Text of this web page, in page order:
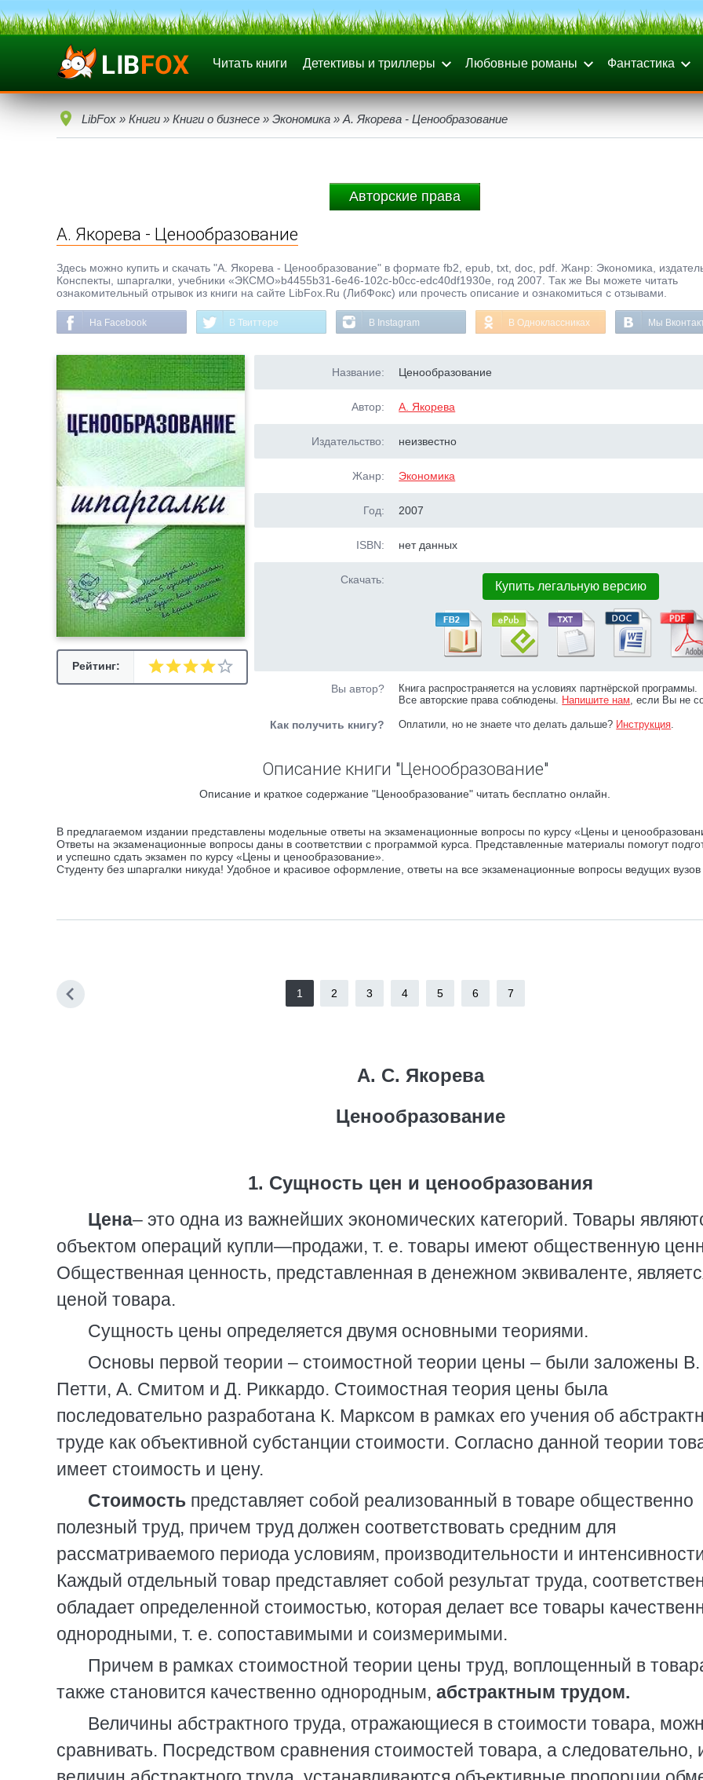
Читать книги Детективы и триллеры Любовные романы Фантастика
LibFox » Книги » Книги о бизнесе » Экономика » А. Якорева - Ценообразование
Авторские права
А. Якорева - Ценообразование
Здесь можно купить и скачать "А. Якорева - Ценообразование" в формате fb2, epub, txt, doc, pdf. Жанр: Экономика,
Конспекты, шпаргалки, учебники «ЭКСМО»b4455b31-6e46-102c-b0cc-edc40df1930e, год 2007. Так же Вы можете читать
ознакомительный отрывок из книги на сайте LibFox.Ru (ЛибФокс) или прочесть описание и ознакомиться с отзывами.
На Facebook В Твиттере В Instagram В Одноклассниках Мы
Рейтинг:
Название: Ценообразование
Автор: А. Якорева
Издательство: неизвестно
Жанр: Экономика
Год: 2007
ISBN: нет данных
Скачать: Купить легальную версию
Вы автор?
Книга распространяется на условиях партнёрской программы.
Все авторские права соблюдены. Напишите нам, если Вы не
Как получить книгу? Оплатили, но не знаете что делать дальше? Инструкция.
Описание книги "Ценообразование"
Описание и краткое содержание "Ценообразование" читать бесплатно онлайн.
В предлагаемом издании представлены модельные ответы на экзаменационные вопросы по курсу «Цены и
Ответы на экзаменационные вопросы даны в соответствии с программой курса. Представленные материалы помогут
и успешно сдать экзамен по курсу «Цены и ценообразование».
Студенту без шпаргалки никуда! Удобное и красивое оформление, ответы на все экзаменационные вопросы ведущих вузов
1 2 3 4 5 6 7
А. С. Якорева
Ценообразование
1. Сущность цен и ценообразования
Цена– это одна из важнейших экономических категорий. Товары
объектом операций купли—продажи, т. е. товары имеют общественную
Общественная ценность, представленная в денежном эквиваленте,
ценой товара.
Сущность цены определяется двумя основными теориями.
Основы первой теории – стоимостной теории цены – были заложены В.
Петти, А. Смитом и Д. Риккардо. Стоимостная теория цены была
последовательно разработана К. Марксом в рамках его учения об
труде как объективной субстанции стоимости. Согласно данной теории
имеет стоимость и цену.
Стоимость представляет собой реализованный в товаре общественно
полезный труд, причем труд должен соответствовать средним для
рассматриваемого периода условиям, производительности и
Каждый отдельный товар представляет собой результат труда,
обладает определенной стоимостью, которая делает все товары
однородными, т. е. сопоставимыми и соизмеримыми.
Причем в рамках стоимостной теории цены труд, воплощенный в
также становится качественно однородным, абстрактным трудом.
Величины абстрактного труда, отражающиеся в стоимости товара,
сравнивать. Посредством сравнения стоимостей товара, а следовательно,